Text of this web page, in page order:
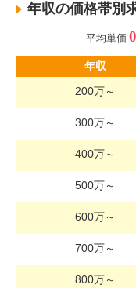
年収の価格帯別
平均単価
年収
200万～
300万～
400万～
500万～
600万～
700万～
800万～